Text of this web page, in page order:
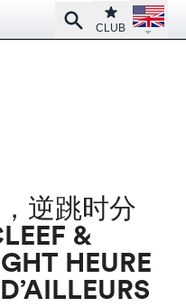
SearchClub
CLUB
Open
逆跳时分
&
HEURE